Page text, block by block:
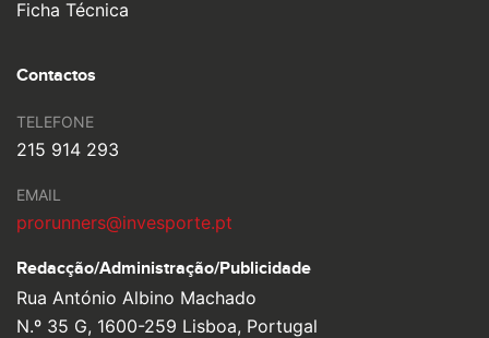
Ficha Técnica
Contactos
TELEFONE
215 914 293
EMAIL
prorunners@invesporte.pt
Redacção/Administração/Publicidade
Rua António Albino Machado
N.º 35 G, 1600-259 Lisboa, Portugal